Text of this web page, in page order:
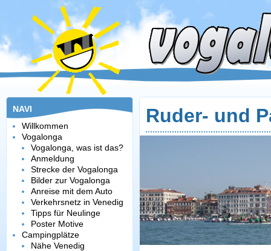
NAVI
Willkommen
Vogalonga
Vogalonga, was ist das?
Anmeldung
Strecke der Vogalonga
Bilder zur Vogalonga
Anreise mit dem Auto
Verkehrsnetz in Venedig
Tipps für Neulinge
Poster Motive
Campingplätze
Nähe Venedig
Ruder- und